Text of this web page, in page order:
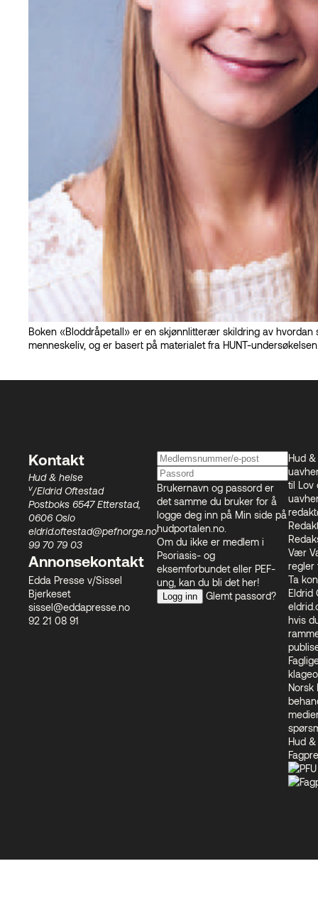
Boken «Bloddråpetall» er en skjønnlitterær skildring av
menneskeliv, og er basert på materialet fra HUNT-
Kontakt
Hud & helse
v/Eldrid Oftestad
Postboks 6547 Etterstad,
0606 Oslo
eldrid.oftestad@pefnorge.no
99 70 79 03
Annonsekontakt
Edda Presse v/Sissel
Bjerkeset
sissel@eddapresse.no
92 21 08 91
Brukernavn og passord er
det samme du bruker for å
logge deg inn på Min side på
hudportalen.no
Om du ikke er medlem i
Psoriasis- og
eksemforbundet eller PEF-
ung, kan du bli dether!
Logg inn Glemt passord?
Hud
til Lov
Vær
regler
Ta
Eldrid
hvis
Norsk
Hud